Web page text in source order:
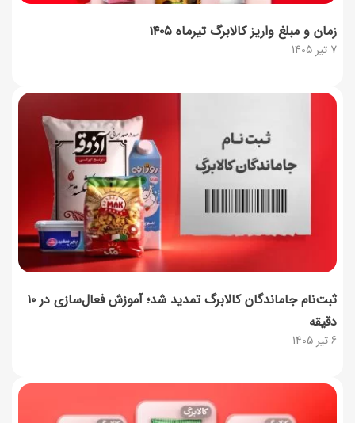
7 تیر 1405
زمان و مبلغ واریز کالابرگ تیرماه ۱۴۰۵
6 تیر 1405
ثبت‌نام جاماندگان کالابرگ تمدید شد؛ آموزش فعال‌سازی در ۱۰
دقیقه